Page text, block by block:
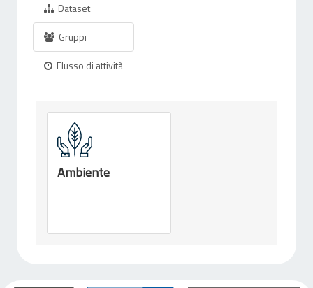
Dataset
Gruppi
Flusso di attività
Ambiente